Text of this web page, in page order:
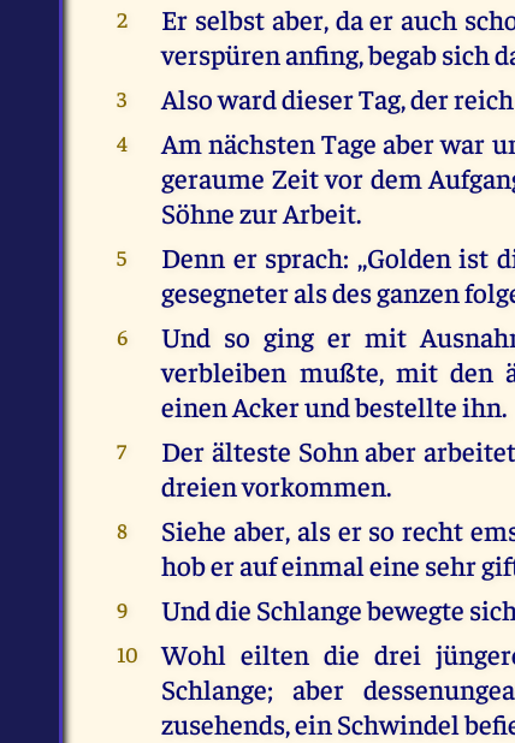
2
Er selbst aber, da er auch
verspüren anfing, begab sich
3 Also ward dieser Tag, der
4
Am nächsten Tage aber war
geraume Zeit vor dem
Söhne zur Arbeit.
5
Denn er sprach: ,,Golden ist
gesegneter als des ganzen
6
Und so ging er mit
verbleiben mußte, mit den
einen Acker und bestellte ihn.
7
Der älteste Sohn aber
dreien vorkommen.
8
Siehe aber, als er so recht
hob er auf einmal eine sehr
9 Und die Schlange bewegte
10
Wohl eilten die drei
Schlange; aber
zusehends, ein Schwindel